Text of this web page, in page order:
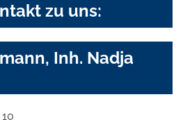
zu uns:
Inh. Nadja